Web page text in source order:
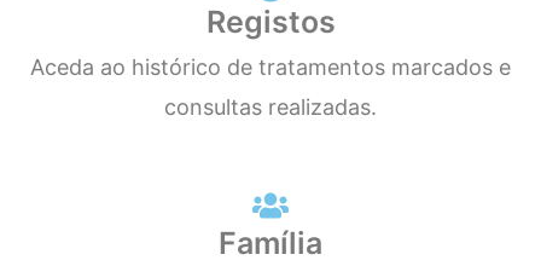
Registos
Aceda ao histórico de tratamentos marcados e
consultas realizadas.
Família